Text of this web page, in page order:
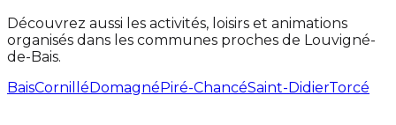
Découvrez aussi les activités, loisirs et animations
organisés dans les communes proches de Louvigné-
de-Bais.
BaisCornilléDomagnéPiré-ChancéSaint-DidierTorcé